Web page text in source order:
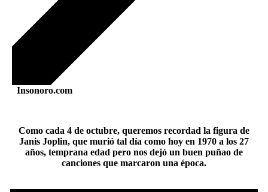
Insonoro.com
Como cada 4 de octubre, queremos recordad la figura de
Janis Joplin, que murió tal día como hoy en 1970 a los 27
años, temprana edad pero nos dejó un buen puñao de
canciones que marcaron una época.